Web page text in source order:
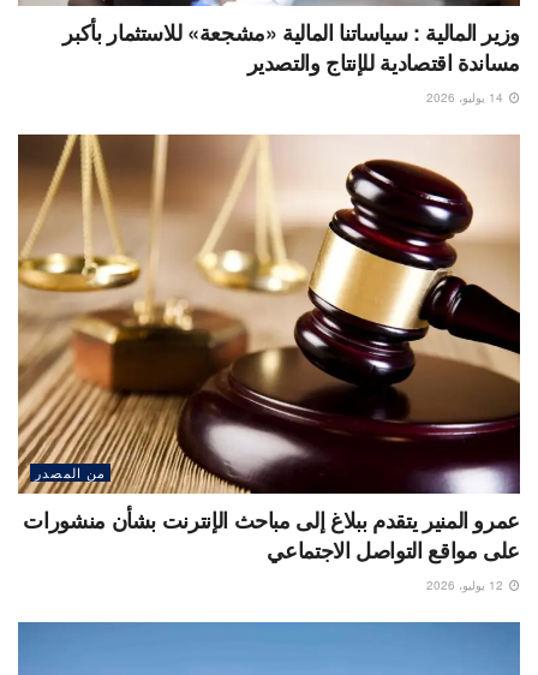
وزير المالية : سياساتنا المالية «مشجعة» للاستثمار بأكبر
مساندة اقتصادية للإنتاج والتصدير
من المصدر
عمرو المنير يتقدم ببلاغ إلى مباحث الإنترنت بشأن منشورات
على مواقع التواصل الاجتماعي